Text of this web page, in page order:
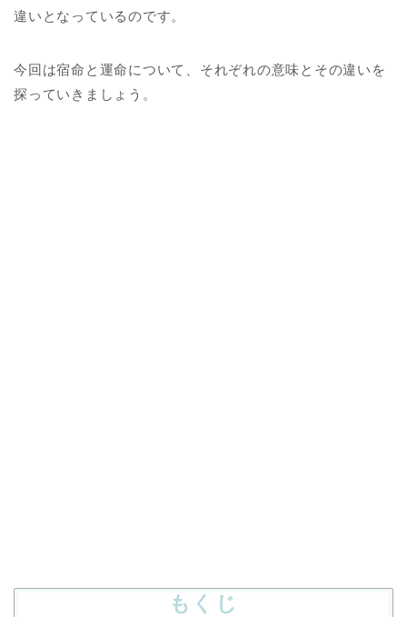
違いとなっているのです。
今回は宿命と運命について、それぞれの意味とその違いを
探っていきましょう。
もくじ